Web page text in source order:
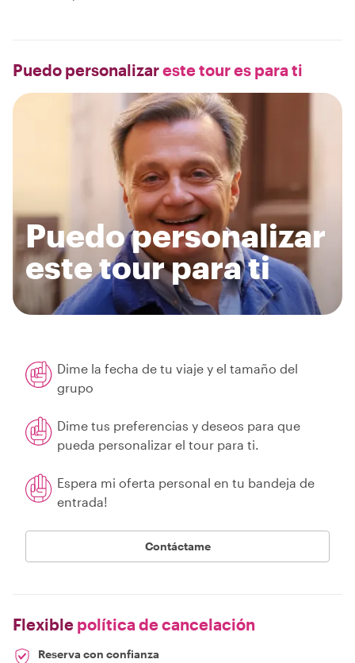
Puedo personalizareste tour es para ti
Puedo personalizar
este tour para ti
Dime la fecha de tu viaje y el tamaño del
grupo
Dime tus preferencias y deseos para que
pueda personalizar el tour para ti.
Espera mi oferta personal en tu bandeja de
entrada!
Contáctame
Flexible política de cancelación
Reserva con confianza